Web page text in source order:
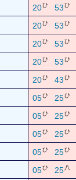
20ひ 53ひ
20ひ 53ひ
20ひ 53ひ
20ひ 53ひ
20ひ 43ひ
05ひ 25ひ
05ひ 25ひ
05ひ 25ひ
05ひ 25ひ
05ひ 25 八